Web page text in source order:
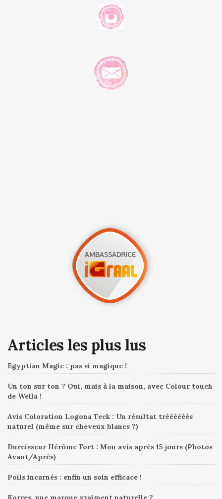
Articles les plus lus
Egyptian Magic : pas si magique !
Un ton sur ton ? Oui, mais à la maison, avec Colour touch
de Wella !
Avis Coloration Logona Teck : Un résultat trèèèèèès
naturel (même sur cheveux blancs ?)
Durcisseur Hérôme Fort : Mon avis après 15 jours (Photos
Avant/Après)
Poils incarnés : enfin un soin efficace !